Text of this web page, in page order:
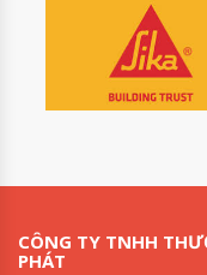
CÔNG TY TNHH
PHÁT